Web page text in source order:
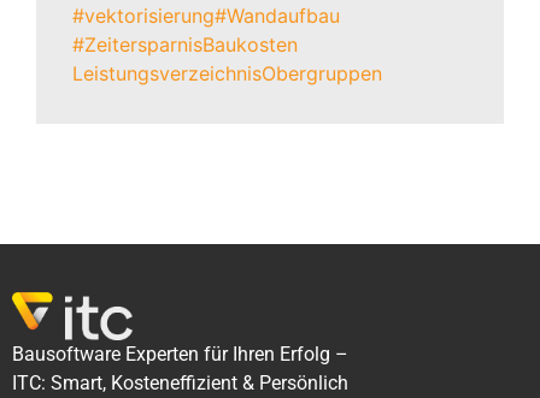
#vektorisierung#Wandaufbau
#ZeitersparnisBaukosten
LeistungsverzeichnisObergruppen
Bausoftware Experten für Ihren Erfolg –
ITC: Smart, Kosteneffizient & Persönlich